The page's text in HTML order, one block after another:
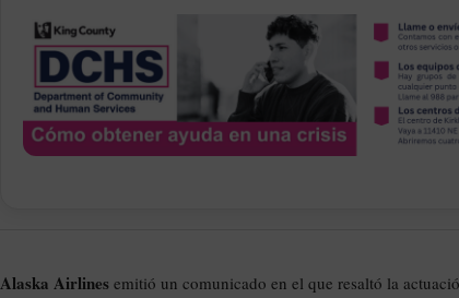
Alaska Airlines emitió un comunicado en el que resaltó la